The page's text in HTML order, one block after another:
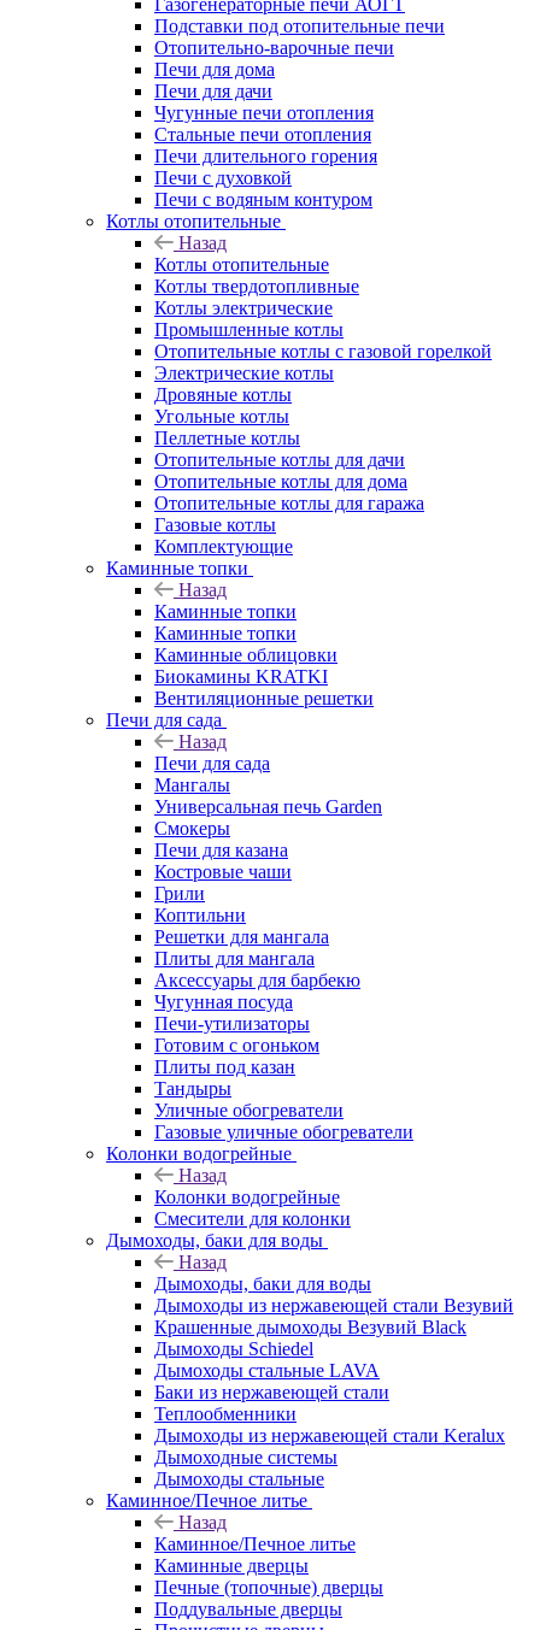
Газогенераторные печи АОГТ
Подставки под отопительные печи
Отопительно-варочные печи
Печи для дома
Печи для дачи
Чугунные печи отопления
Стальные печи отопления
Печи длительного горения
Печи с духовкой
Печи с водяным контуром
Котлы отопительные
Назад
Котлы отопительные
Котлы твердотопливные
Котлы электрические
Промышленные котлы
Отопительные котлы с газовой горелкой
Электрические котлы
Дровяные котлы
Угольные котлы
Пеллетные котлы
Отопительные котлы для дачи
Отопительные котлы для дома
Отопительные котлы для гаража
Газовые котлы
Комплектующие
Каминные топки
Назад
Каминные топки
Каминные топки
Каминные облицовки
Биокамины KRATKI
Вентиляционные решетки
Печи для сада
Назад
Печи для сада
Мангалы
Универсальная печь Garden
Смокеры
Печи для казана
Костровые чаши
Грили
Коптильни
Решетки для мангала
Плиты для мангала
Аксессуары для барбекю
Чугунная посуда
Печи-утилизаторы
Готовим с огоньком
Плиты под казан
Тандыры
Уличные обогреватели
Газовые уличные обогреватели
Колонки водогрейные
Назад
Колонки водогрейные
Смесители для колонки
Дымоходы, баки для воды
Назад
Дымоходы, баки для воды
Дымоходы из нержавеющей стали Везувий
Крашенные дымоходы Везувий Black
Дымоходы Schiedel
Дымоходы стальные LAVA
Баки из нержавеющей стали
Теплообменники
Дымоходы из нержавеющей стали Keralux
Дымоходные системы
Дымоходы стальные
Каминное/Печное литье
Назад
Каминное/Печное литье
Каминные дверцы
Печные (топочные) дверцы
Поддувальные дверцы